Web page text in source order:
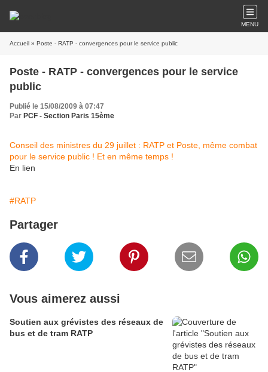
MENU
Accueil » Poste - RATP - convergences pour le service public
Poste - RATP - convergences pour le service
public
Publié le 15/08/2009 à 07:47
Par PCF - Section Paris 15ème
Conseil des ministres du 29 juillet : RATP et Poste, même combat
pour le service public ! Et en même temps !
En lien
#RATP
Partager
Vous aimerez aussi
Soutien aux grévistes des réseaux de
bus et de tram RATP